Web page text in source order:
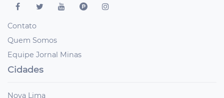
Contato
Quem Somos
Equipe Jornal Minas
Cidades
Nova Lima